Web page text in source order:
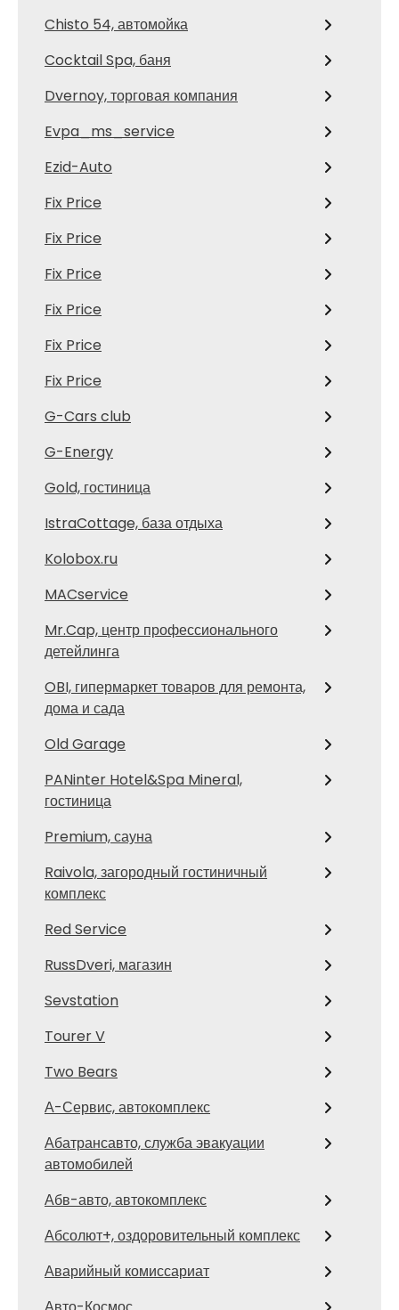
Chisto 54, автомойка
Cocktail Spa, баня
Dvernoy, торговая компания
Evpa_ms_service
Ezid-Auto
Fix Price
Fix Price
Fix Price
Fix Price
Fix Price
Fix Price
G-Cars club
G-Energy
Gold, гостиница
IstraCottage, база отдыха
Kolobox.ru
MACservice
Mr.Cap, центр профессионального
детейлинга
OBI, гипермаркет товаров для ремонта,
дома и сада
Old Garage
PANinter Hotel&Spa Mineral,
гостиница
Premium, сауна
Raivola, загородный гостиничный
комплекс
Red Service
RussDveri, магазин
Sevstation
Tourer V
Two Bears
А-Сервис, автокомплекс
Абатрансавто, служба эвакуации
автомобилей
Абв-авто, автокомплекс
Абсолют+, оздоровительный комплекс
Аварийный комиссариат